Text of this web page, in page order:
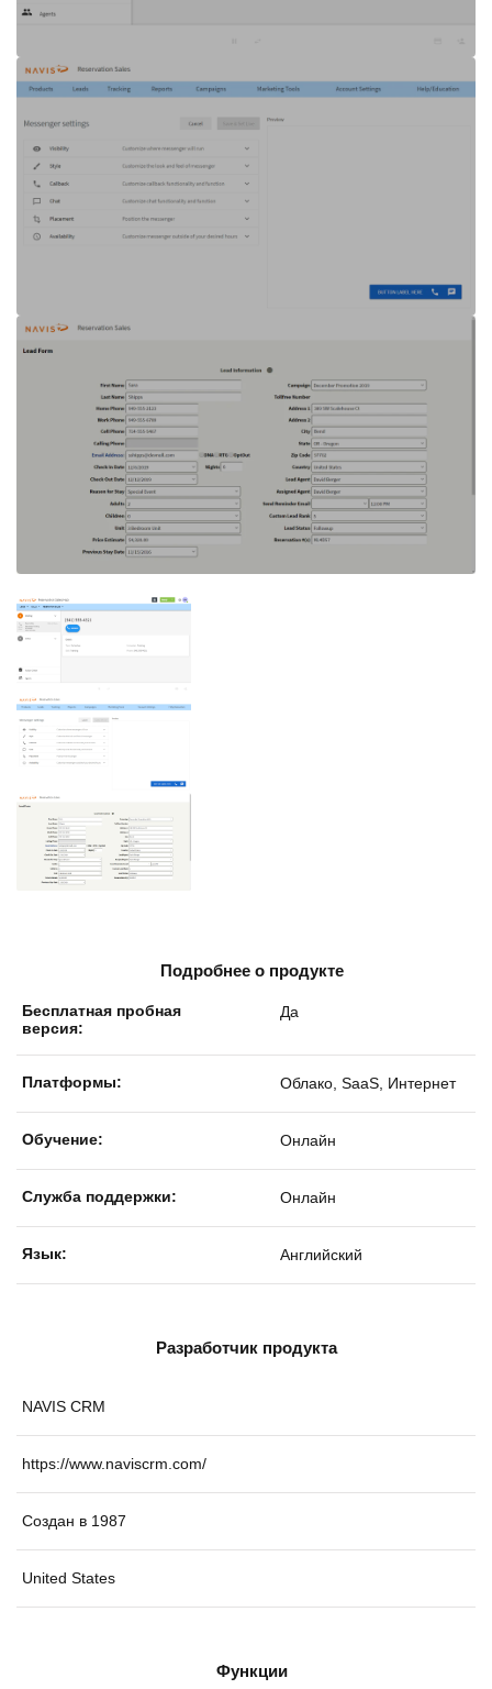
Подробнее о продукте
Бесплатная пробная
версия:
Да
Платформы: Облако, SaaS, Интернет
Обучение: Онлайн
Службa поддержки: Онлайн
Язык: Английский
Разработчик продукта
NAVIS CRM
https://www.naviscrm.com/
Создан в 1987
United States
Функции